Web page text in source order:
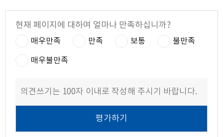
현재 페이지에 대하여 얼마나 만족하십니까?
매우만족 만족 보통 불만족
매우불만족